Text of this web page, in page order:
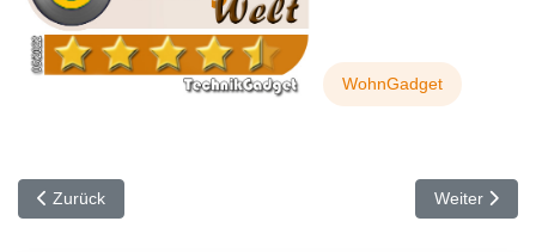
WohnGadget
Vorheriger Beitrag: Die Radiowelt zu Hause an deiner Steckdose
Zurück Nächster
Weiter